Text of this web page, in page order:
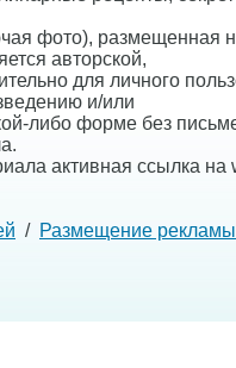
фото), размещенная
авторской,
для личного
и/или
либо форме без
активная ссылка на
/ Размещение рекламы